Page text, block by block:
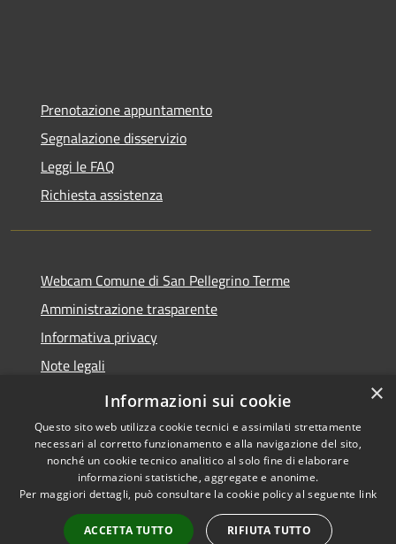
Prenotazione appuntamento
Segnalazione disservizio
Leggi le FAQ
Richiesta assistenza
Webcam Comune di San Pellegrino Terme
Amministrazione trasparente
Informativa privacy
Note legali
Dichiarazione di accessibilità
Accessibilità
Copyright © 2026 • Comune di
San Pellegrino Terme •
Powered byMunicipium
×
Informazioni sui cookie
Questo sito web utilizza cookie tecnici e assimilati strettamente
necessari al corretto funzionamento e alla navigazione del sito,
nonché un cookie tecnico analitico al solo fine di elaborare
informazioni statistiche, aggregate e anonime.
Per maggiori dettagli, può consultare la cookie policy al seguente link
ACCETTA TUTTO RIFIUTA TUTTO